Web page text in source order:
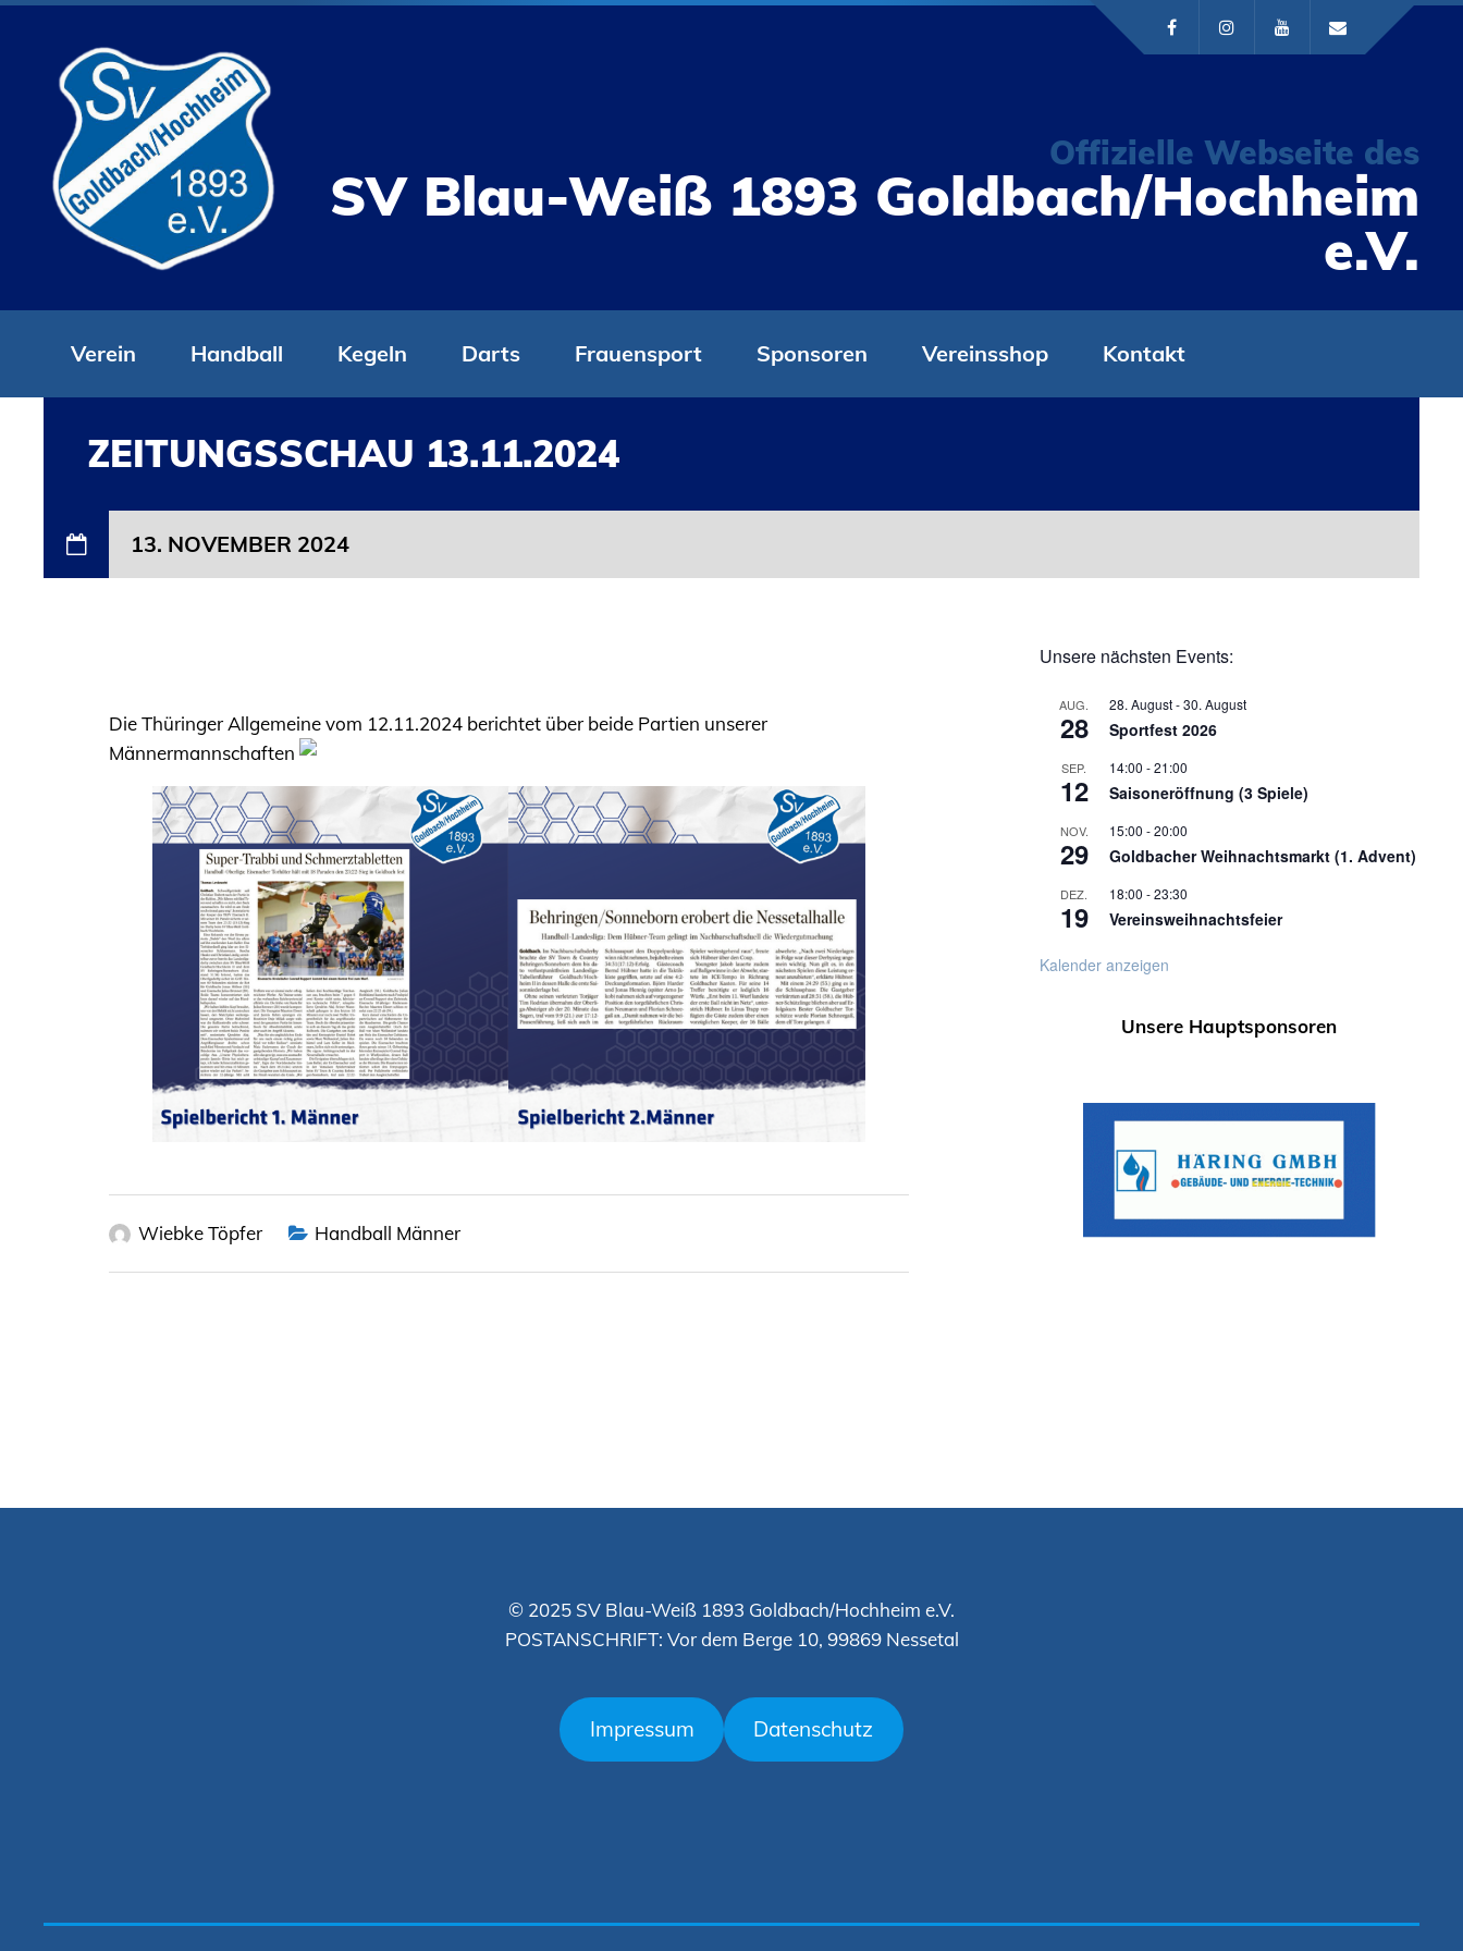
Offizielle Webseite des
SV Blau-Weiß 1893 Goldbach/Hochheim
e.V.
Verein Handball Kegeln Darts Frauensport Sponsoren Vereinsshop Kontakt
ZEITUNGSSCHAU 13.11.2024
13. NOVEMBER 2024
Die Thüringer Allgemeine vom 12.11.2024 berichtet über beide Partien unserer
Männermannschaften
Wiebke Töpfer Handball Männer
Unsere nächsten Events:
AUG.
28
28. August-30. August
Sportfest 2026
SEP.
12
14:00 -21:00
Saisoneröffnung (3 Spiele)
NOV.
29
15:00 -20:00
Goldbacher Weihnachtsmarkt (1. Advent)
DEZ.
19
18:00 -23:30
Vereinsweihnachtsfeier
Kalender anzeigen
Unsere Hauptsponsoren
© 2025 SV Blau-Weiß 1893 Goldbach/Hochheim e.V.
POSTANSCHRIFT: Vor dem Berge 10, 99869 Nessetal
Impressum Datenschutz